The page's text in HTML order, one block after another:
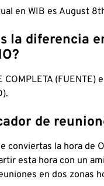
en WIB es August
la diferencia
COMPLETA (FUENTE)
de
conviertas la hora de
esta hora con un
en dos zonas